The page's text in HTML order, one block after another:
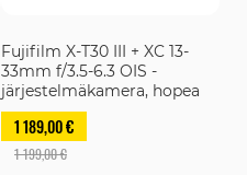
Fujifilm X-T30 III + XC 13-
33mm f/3.5-6.3 OIS -
järjestelmäkamera, hopea
1 189,00 €
1 199,00 €